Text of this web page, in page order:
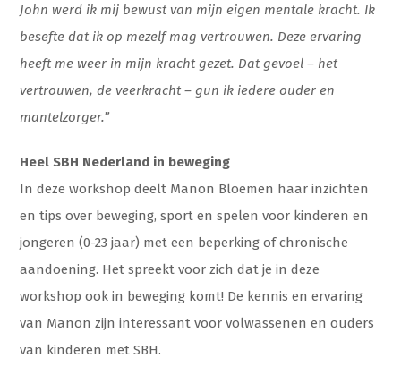
John werd ik mij bewust van mijn eigen mentale kracht. Ik
besefte dat ik op mezelf mag vertrouwen. Deze ervaring
heeft me weer in mijn kracht gezet. Dat gevoel – het
vertrouwen, de veerkracht – gun ik iedere ouder en
mantelzorger.”
Heel SBH Nederland in beweging
In deze workshop deelt Manon Bloemen haar inzichten
en tips over beweging, sport en spelen voor kinderen en
jongeren (0-23 jaar) met een beperking of chronische
aandoening. Het spreekt voor zich dat je in deze
workshop ook in beweging komt! De kennis en ervaring
van Manon zijn interessant voor volwassenen en ouders
van kinderen met SBH.